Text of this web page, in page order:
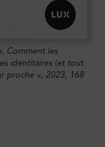
Comment les
identitaires (et tout
proche », 2023, 168